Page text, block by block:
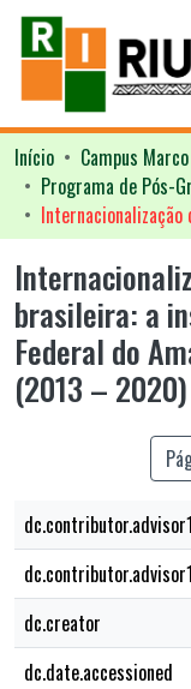
Início Campus
brasileira: a
Federal do
(2013 – 2020)
dc.contributor.advisor1
dc.creator
dc.date.accessioned